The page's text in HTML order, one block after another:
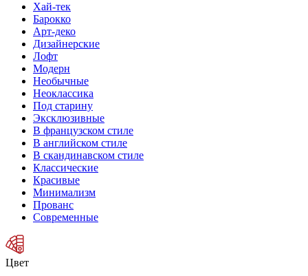
Хай-тек
Барокко
Арт-деко
Дизайнерские
Лофт
Модерн
Необычные
Неоклассика
Под старину
Эксклюзивные
В французском стиле
В английском стиле
В скандинавском стиле
Классические
Красивые
Минимализм
Прованс
Современные
Цвет